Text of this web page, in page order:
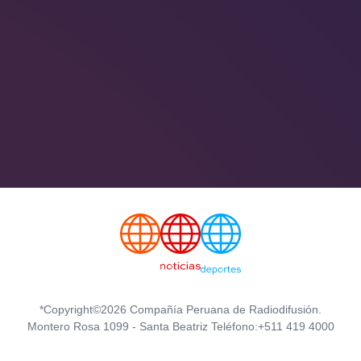
*Copyright©2026 Compañía Peruana de Radiodifusión.
Montero Rosa 1099 - Santa Beatriz Teléfono:+511 419 4000